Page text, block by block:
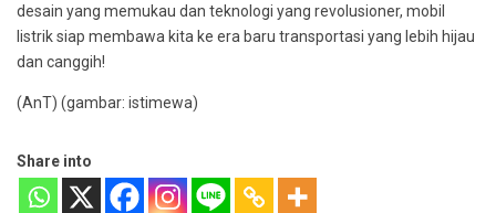
desain yang memukau dan teknologi yang revolusioner, mobil
listrik siap membawa kita ke era baru transportasi yang lebih hijau
dan canggih!
(AnT) (gambar: istimewa)
Share into